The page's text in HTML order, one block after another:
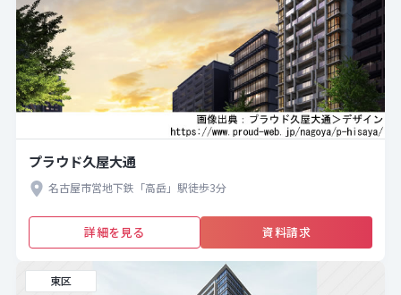
プラウド久屋大通
名古屋市営地下鉄「高岳」駅徒歩3分
詳細を見る 資料請求
東区